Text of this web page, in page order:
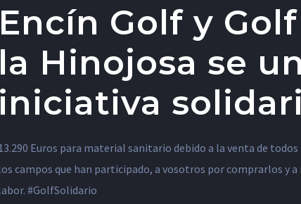
Encín Golf y
la Hinojosa se
iniciativa
Euros para material sanitario debido a la venta de
campos que han participado, a vosotros por comprarlos y
#GolfSolidario